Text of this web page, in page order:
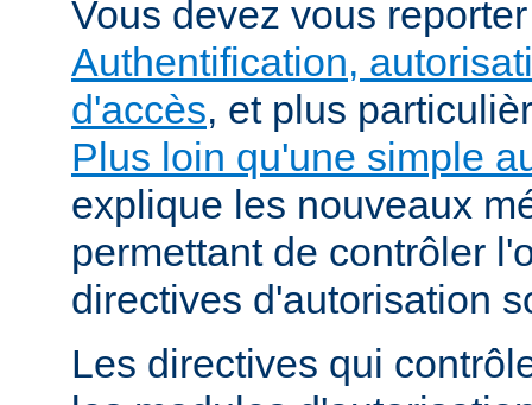
Vous devez vous
Authentification,
d'accès, et plus
Plus loin qu'une simple
explique les nouveaux
permettant de contrôler
directives d'autorisation
Les directives qui